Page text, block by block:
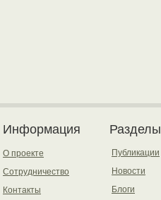
Информация
О проекте
Сотрудничество
Контакты
Разделы
Публикации
Новости
Блоги